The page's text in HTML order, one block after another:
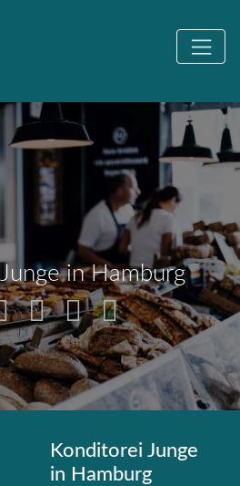
in Hamburg
Konditorei Junge
in Hamburg